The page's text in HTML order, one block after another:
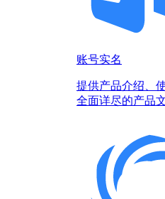
账号实名
提供产品介绍、
全面详尽的产品